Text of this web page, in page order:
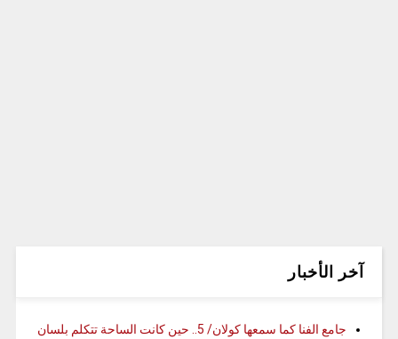
آخر الأخبار
جامع الفنا كما سمعها كولان/ 5.. حين كانت الساحة تتكلم بلسان